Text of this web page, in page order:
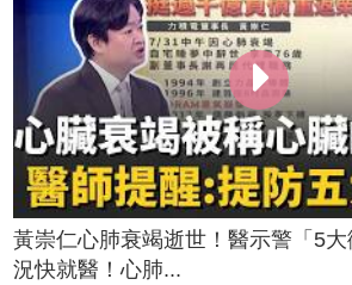
黃崇仁心肺衰竭逝世！醫示警「5
況快就醫！心肺...